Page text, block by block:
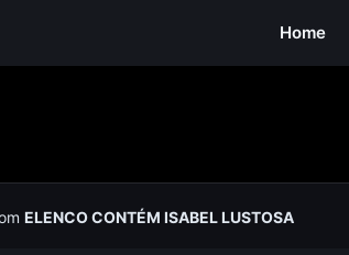
Home
ELENCO CONTÉM ISABEL LUSTOSA